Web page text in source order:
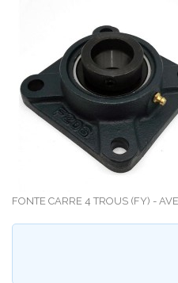
FONTE CARRE 4 TROUS (FY) -